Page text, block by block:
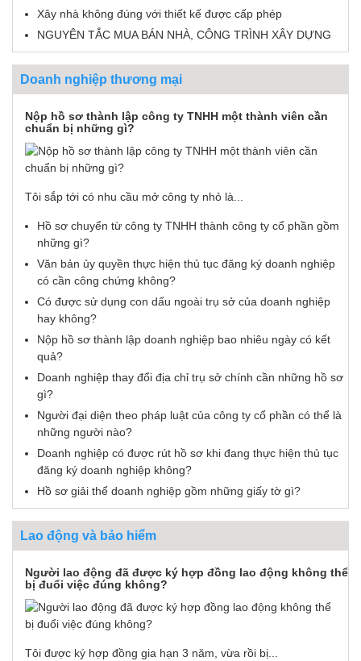
Xây nhà không đúng với thiết kế được cấp phép
NGUYÊN TẮC MUA BÁN NHÀ, CÔNG TRÌNH XÂY DỰNG
Doanh nghiệp thương mại
Nộp hồ sơ thành lập công ty TNHH một thành viên cần
chuẩn bị những gì?
Tôi sắp tới có nhu cầu mở công ty nhỏ là...
Hồ sơ chuyển từ công ty TNHH thành công ty cổ phần gồm
những gì?
Văn bản ủy quyền thực hiện thủ tục đăng ký doanh nghiệp
có cần công chứng không?
Có được sử dụng con dấu ngoài trụ sở của doanh nghiệp
hay không?
Nộp hồ sơ thành lập doanh nghiệp bao nhiêu ngày có kết
quả?
Doanh nghiệp thay đổi địa chỉ trụ sở chính cần những hồ sơ
gì?
Người đại diện theo pháp luật của công ty cổ phần có thể là
những người nào?
Doanh nghiệp có được rút hồ sơ khi đang thực hiện thủ tục
đăng ký doanh nghiệp không?
Hồ sơ giải thể doanh nghiệp gồm những giấy tờ gì?
Lao động và bảo hiểm
Người lao động đã được ký hợp đồng lao động không thể
bị đuổi việc đúng không?
Tôi được ký hợp đồng gia hạn 3 năm, vừa rồi bị...